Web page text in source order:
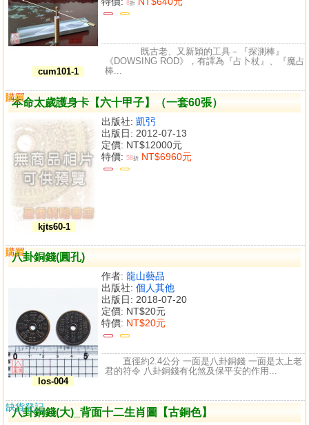
cum101-1
8折
既古老、又新穎的工具－『探測棒』
《DOWSING ROD》，有譯為『占卜杖』、『魔占
棒...
本命太歲護身卡【六十甲子】（一套60張）
kjts60-1
出版社: 凱弜
出版日: 2012-07-13
定價: NT$12000元
特價: 58折 NT$6960元
購買
比較
八卦銅錢(圓孔)
los-004
作者: 龍山藝品
出版社: 個人其他
出版日: 2018-07-20
定價: NT$20元
特價: NT$20元
購買
比較
直徑約2.4公分 一面是八卦銅錢 一面是太上老
君的符令 八卦銅錢有化煞及保平安的作用...
八卦銅錢(大)_背面十二生肖圖【古銅色】
缺貨登記